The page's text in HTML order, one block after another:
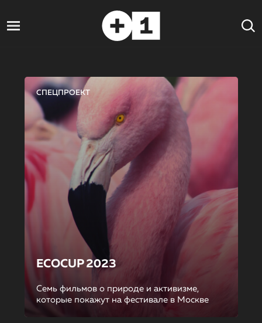
СПЕЦПРОЕКТ
ECOCUP 2023
Семь фильмов о природе и активизме,
которые покажут на фестивале в Москве